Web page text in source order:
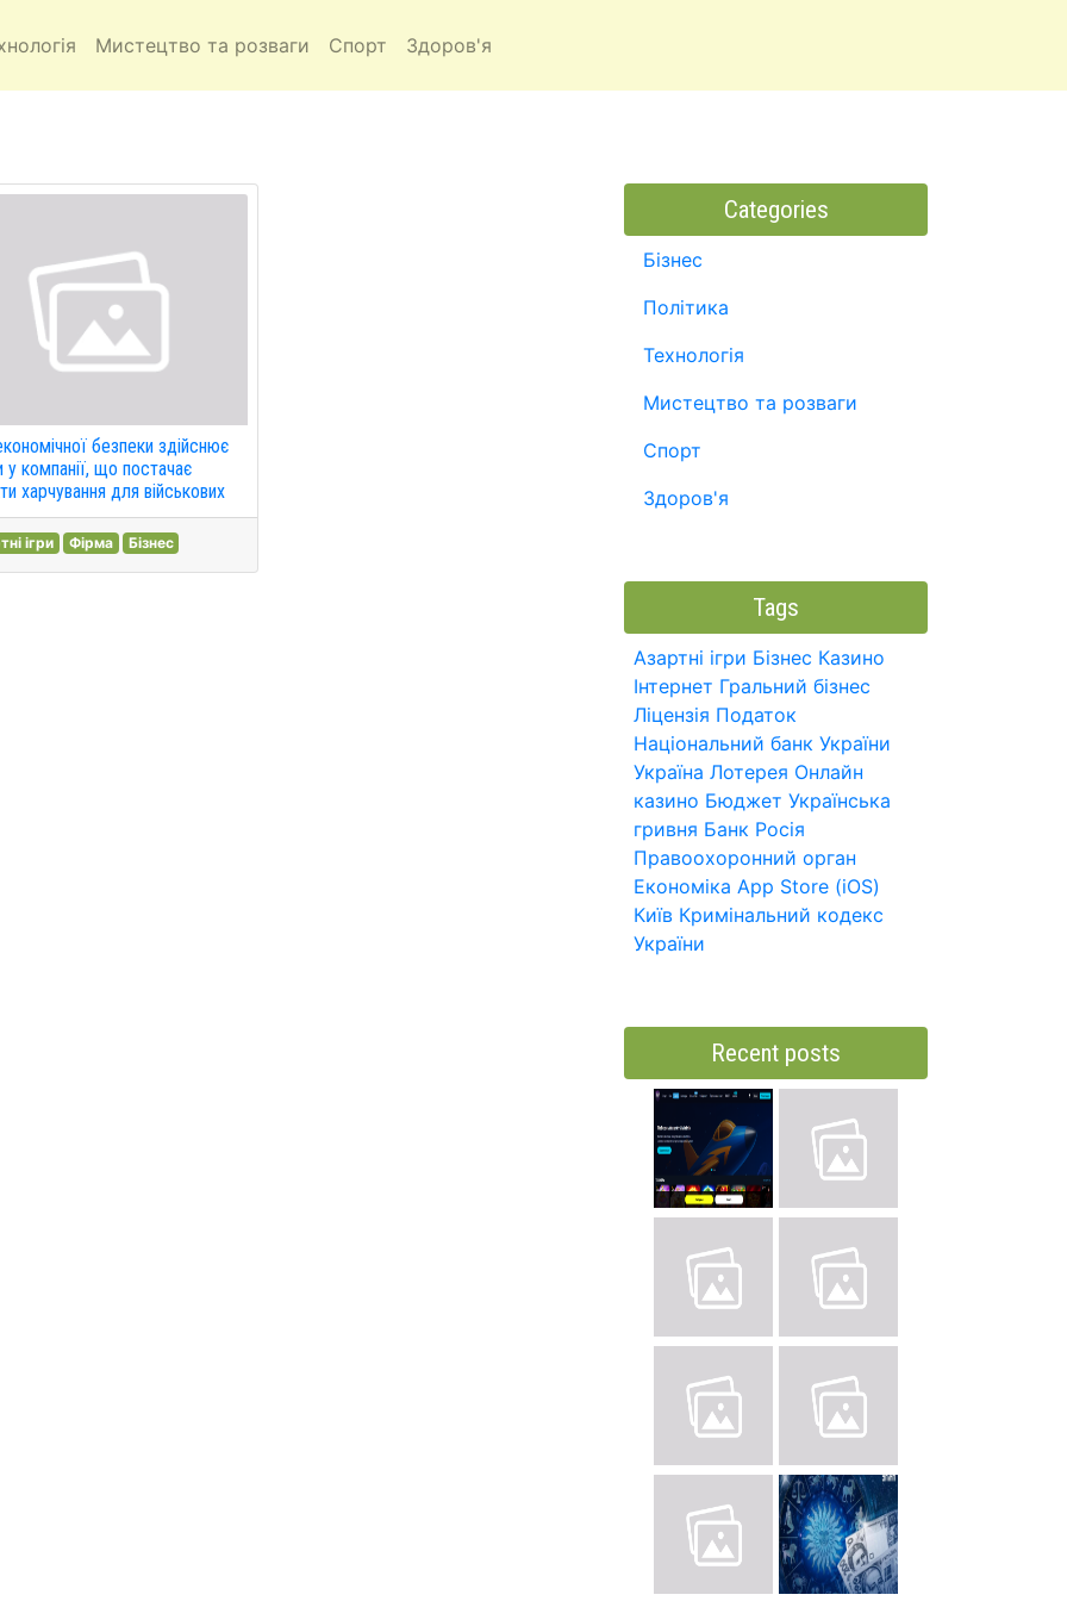
Мистецтво та розваги Спорт Здоров'я
безпеки здійснює
компанії, що постачає
харчування для військових
ігри Фірма Бізнес
Categories
Бізнес
Політика
Технологія
Мистецтво та розваги
Спорт
Здоров'я
Tags
Азартні ігри Бізнес Казино
Інтернет Гральний бізнес
Ліцензія Податок
Національний банк України
Україна Лотерея Онлайн
казино Бюджет Українська
гривня Банк Росія
Правоохоронний орган
Економіка App Store (iOS)
Київ Кримінальний кодекс
України
Recent posts